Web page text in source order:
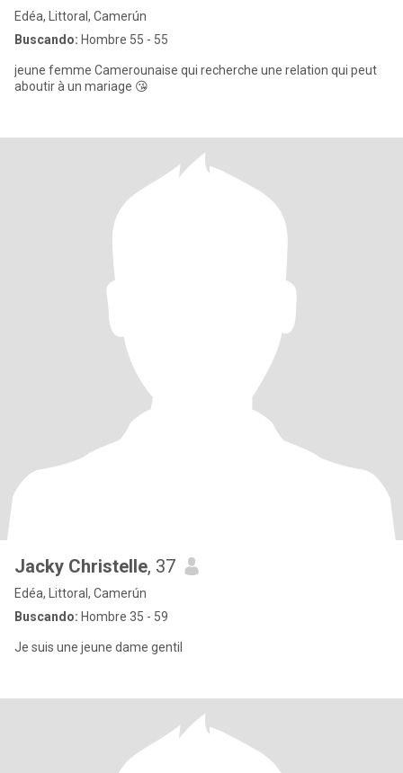
Edéa, Littoral, Camerún
Buscando: Hombre 55 - 55
jeune femme Camerounaise qui recherche une relation qui peut
aboutir à un mariage 😘
Jacky Christelle, 37
Edéa, Littoral, Camerún
Buscando: Hombre 35 - 59
Je suis une jeune dame gentil